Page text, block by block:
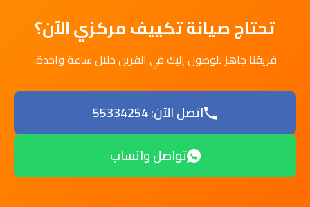
تحتاج صيانة تكييف مركزي الآن؟
فريقنا جاهز للوصول إليك في القرين خلال ساعة واحدة.
اتصل الآن: 55334254
تواصل واتساب